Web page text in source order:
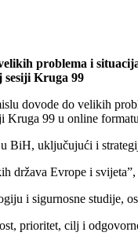
problema i
Kruga 99
dovode do velikih
99 u online
BiH, uključujući i
država Evrope i
i sigurnosne studije,
prioritet, cilj i